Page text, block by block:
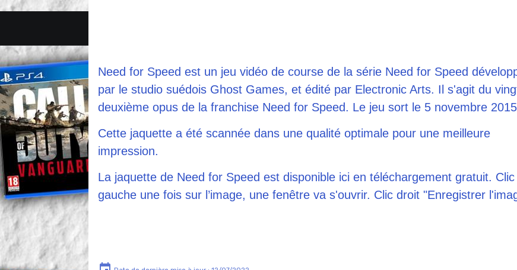
Need for Speed est un jeu vidéo de course de la série Need for Speed
par le studio suédois Ghost Games, et édité par Electronic Arts. Il s'agit du
deuxième opus de la franchise Need for Speed. Le jeu sort le 5 novembre
Cette jaquette a été scannée dans une qualité optimale pour une meilleure
impression.
La jaquette de Need for Speed est disponible ici en téléchargement gratuit. Clic
gauche une fois sur l’image, une fenêtre va s'ouvrir. Clic droit "Enregistrer